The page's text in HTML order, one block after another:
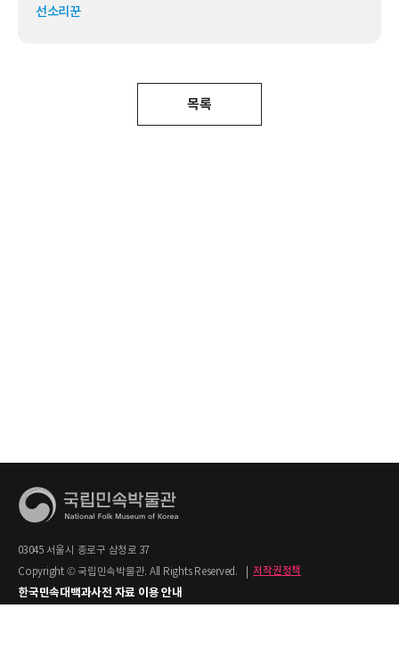
선소리꾼
목록
03045 서울시 종로구 삼청로 37
Copyright © 국립민속박물관. All Rights Reserved.
저작권정책
한국민속대백과사전 자료 이용 안내